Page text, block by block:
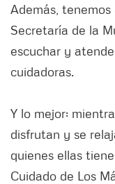
Además,
Secretaría de la
escuchar y
cuidadoras.
Y lo mejor:
disfrutan y se
quienes ellas
Cuidado de Los